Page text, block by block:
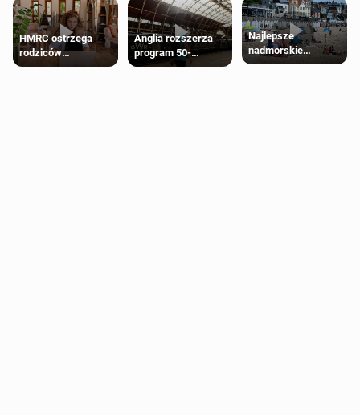
HMRC ostrzega
rodziców
pobierających Child
Anglia rozszerza
program 50-
procentowych
Najlepsze
nadmorskie
miasteczko blisko